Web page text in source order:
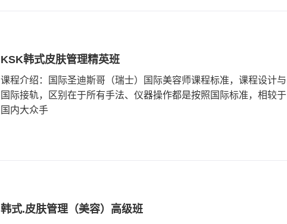
KSK韩式皮肤管理精英班
课程介绍：国际圣迪斯哥（瑞士）国际美容师课程标准，课程设计与
国际接轨，区别在于所有手法、仪器操作都是按照国际标准，相较于
国内大众手
韩式.皮肤管理（美容）高级班